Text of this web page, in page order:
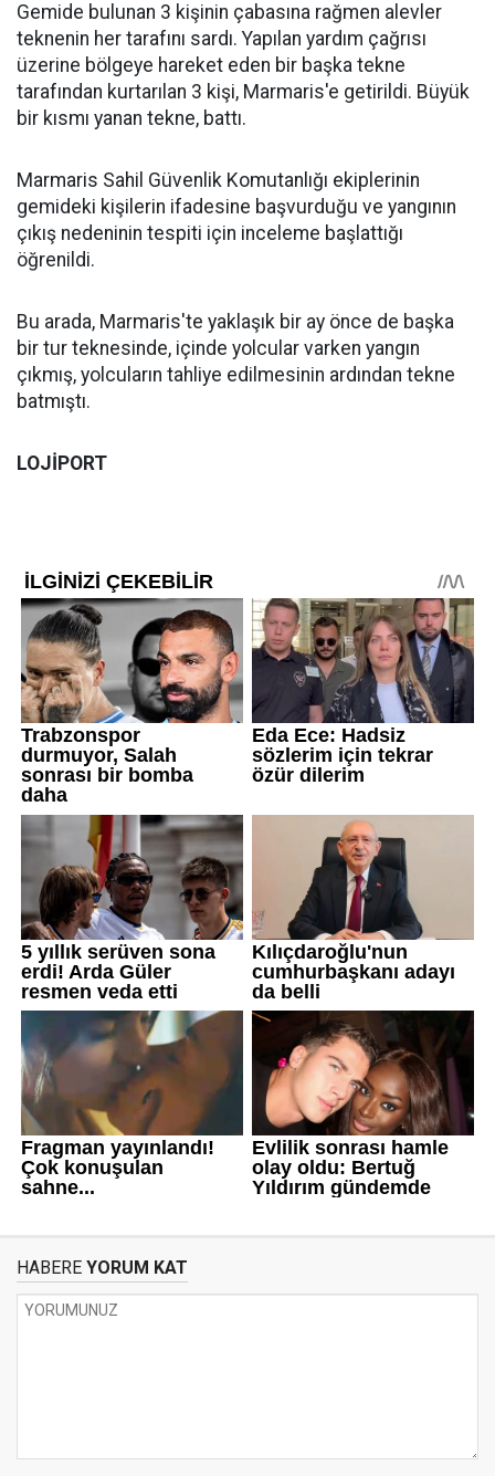
Gemide bulunan 3 kişinin çabasına rağmen alevler
teknenin her tarafını sardı. Yapılan yardım çağrısı
üzerine bölgeye hareket eden bir başka tekne
tarafından kurtarılan 3 kişi, Marmaris'e getirildi. Büyük
bir kısmı yanan tekne, battı.
Marmaris Sahil Güvenlik Komutanlığı ekiplerinin
gemideki kişilerin ifadesine başvurduğu ve yangının
çıkış nedeninin tespiti için inceleme başlattığı
öğrenildi.
Bu arada, Marmaris'te yaklaşık bir ay önce de başka
bir tur teknesinde, içinde yolcular varken yangın
çıkmış, yolcuların tahliye edilmesinin ardından tekne
batmıştı.
LOJİPORT
HABERE YORUM KAT